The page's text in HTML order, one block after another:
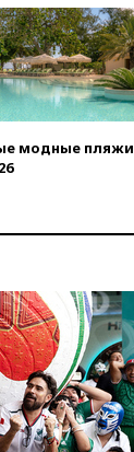
РФ помогут
от атак на
бизнесу
Popcorn
четыре года
ученые
собак
«Электро-Л» №
погибли
модные пляжи